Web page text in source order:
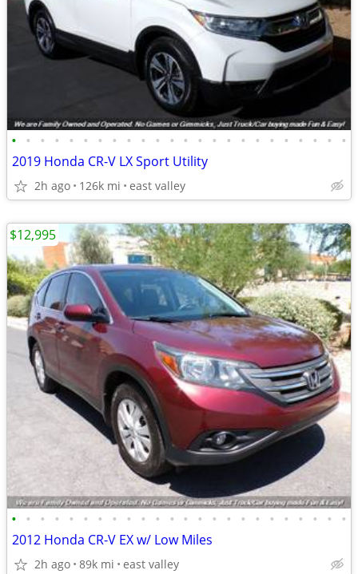
• • • • • • • • • • • • • • • • • • • • • • • •
2019 Honda CR-V LX Sport Utility
2h ago 126k mi east valley
• • • • • • • • • • • • • • • • • • • • • • • •
2012 Honda CR-V EX w/ Low Miles
2h ago 89k mi east valley
$12,995